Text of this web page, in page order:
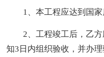
1、本工程应达到国家
2、工程竣工后，乙方
知3日内组织验收，并办理